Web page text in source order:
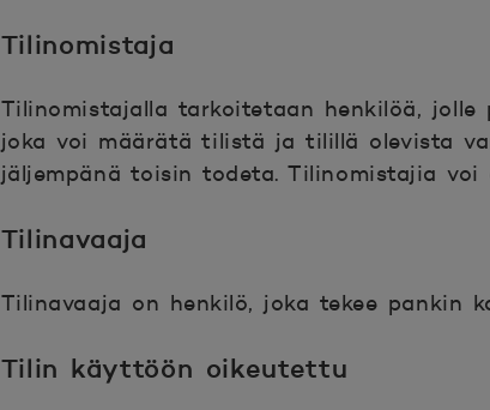
Tilinomistaja
Tilinomistajalla tarkoitetaan henkilöä,
joka voi määrätä tilistä ja tilillä olevista
jäljempänä toisin todeta. Tilinomistajia voi
Tilinavaaja
Tilinavaaja on henkilö, joka tekee pankin
Tilin käyttöön oikeutettu